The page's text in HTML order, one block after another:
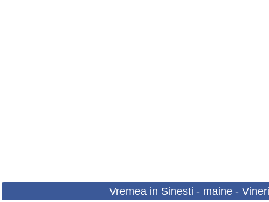
Vremea in Sinesti - maine -